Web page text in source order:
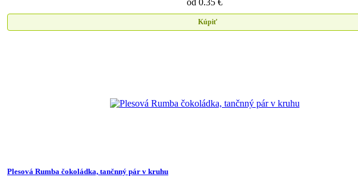
Kúpiť
Plesová Rumba čokoládka, tančnný pár v kruhu